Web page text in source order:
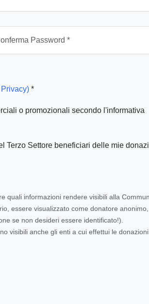
Privacy) *
o promozionali secondo l'informativa
Terzo Settore beneficiari delle mie
quali informazioni rendere visibili alla
essere visualizzato come donatore anonimo,
se non desideri essere identificato!).
visibili anche gli enti a cui effettui le donazioni